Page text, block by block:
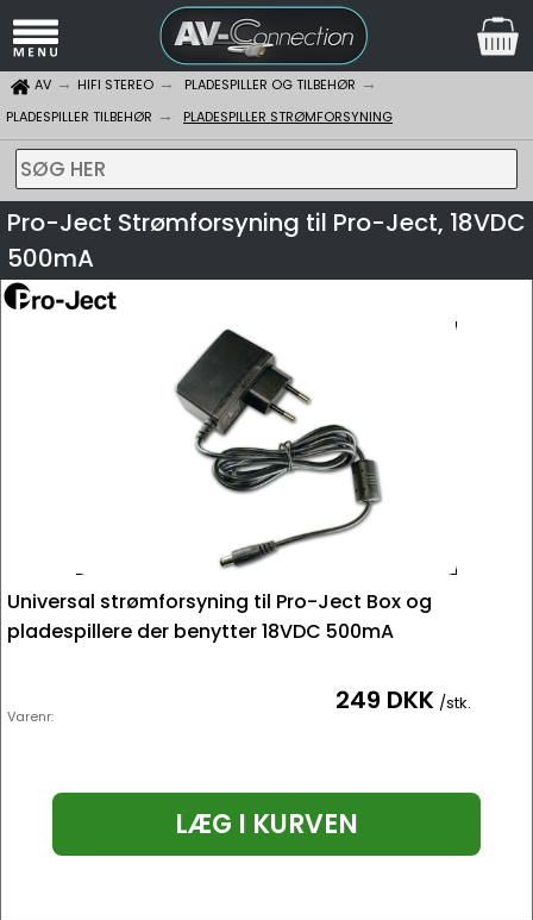
AV HIFI STEREO
PLADESPILLER OG TILBEHØR
PLADESPILLER TILBEHØR
PLADESPILLER STRØMFORSYNING
SØG HER
Pro-Ject Strømforsyning til Pro-Ject, 18VDC
500mA
Universal strømforsyning til Pro-Ject Box og
pladespillere der benytter 18VDC 500mA
Varenr: 249 DKK /stk.
LÆG I KURVEN